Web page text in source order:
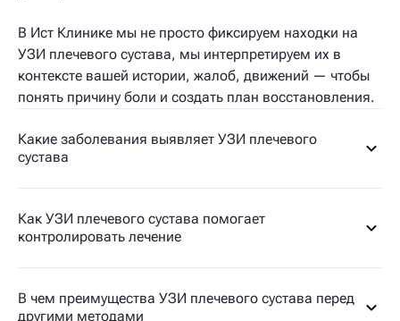
В Ист Клинике мы не просто фиксируем находки на
УЗИ плечевого сустава, мы интерпретируем их в
контексте вашей истории, жалоб, движений — чтобы
понять причину боли и создать план восстановления.
Какие заболевания выявляет УЗИ плечевого
сустава
Как УЗИ плечевого сустава помогает
контролировать лечение
В чем преимущества УЗИ плечевого сустава перед
другими методами